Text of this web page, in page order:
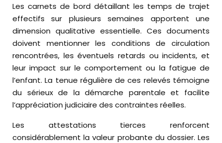
Les carnets de bord détaillant les temps de trajet
effectifs sur plusieurs semaines apportent une
dimension qualitative essentielle. Ces documents
doivent mentionner les conditions de circulation
rencontrées, les éventuels retards ou incidents, et
leur impact sur le comportement ou la fatigue de
l’enfant. La tenue régulière de ces relevés témoigne
du sérieux de la démarche parentale et facilite
l’appréciation judiciaire des contraintes réelles.
Les attestations tierces renforcent
considérablement la valeur probante du dossier. Les